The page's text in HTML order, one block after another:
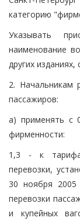
категорию
Указывать
наименование
других
2. Начальникам
пассажиров:
а) применять с
фирменности:
1,3 - к
перевозки,
30 ноября
перевозки
и купейных